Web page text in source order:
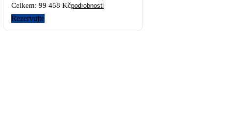
Celkem: 99 458 Kčpodrobnosti
Rezervujte